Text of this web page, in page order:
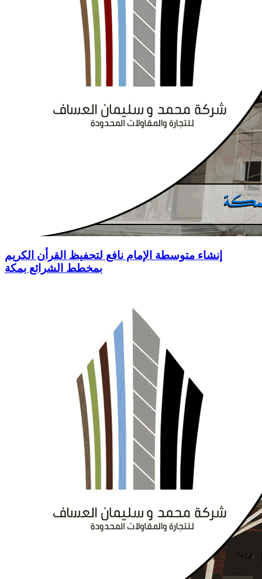
إنشاء متوسطة الإمام نافع لتحفيظ القرأن الكريم
بمخطط الشرائع بمكة